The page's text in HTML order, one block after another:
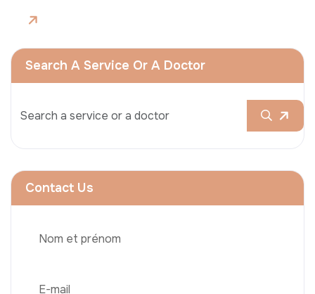
Search A Service Or A Doctor
Contact Us